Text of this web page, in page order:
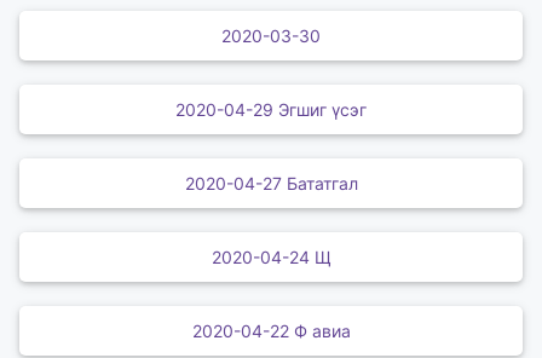
2020-03-30
2020-04-29 Эгшиг үсэг
2020-04-27 Бататгал
2020-04-24 Щ
2020-04-22 Ф авиа